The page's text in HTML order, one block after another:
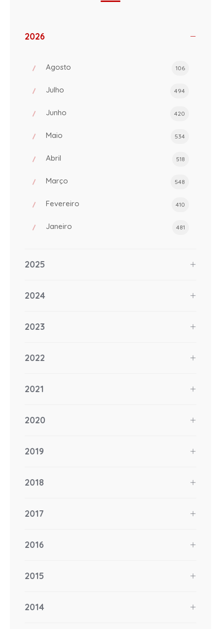
2026
Agosto 106
Julho 494
Junho 420
Maio 534
Abril 518
Março 548
Fevereiro 410
Janeiro 481
2025
2024
2023
2022
2021
2020
2019
2018
2017
2016
2015
2014